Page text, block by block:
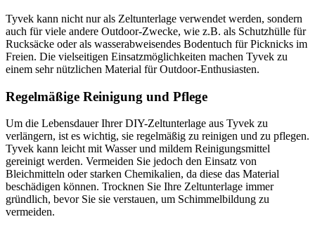
Tyvek kann nicht nur als Zeltunterlage verwendet werden, sondern
auch für viele andere Outdoor-Zwecke, wie z.B. als Schutzhülle für
Rucksäcke oder als wasserabweisendes Bodentuch für Picknicks im
Freien. Die vielseitigen Einsatzmöglichkeiten machen Tyvek zu
einem sehr nützlichen Material für Outdoor-Enthusiasten.
Regelmäßige Reinigung und Pflege
Um die Lebensdauer Ihrer DIY-Zeltunterlage aus Tyvek zu
verlängern, ist es wichtig, sie regelmäßig zu reinigen und zu pflegen.
Tyvek kann leicht mit Wasser und mildem Reinigungsmittel
gereinigt werden. Vermeiden Sie jedoch den Einsatz von
Bleichmitteln oder starken Chemikalien, da diese das Material
beschädigen können. Trocknen Sie Ihre Zeltunterlage immer
gründlich, bevor Sie sie verstauen, um Schimmelbildung zu
vermeiden.